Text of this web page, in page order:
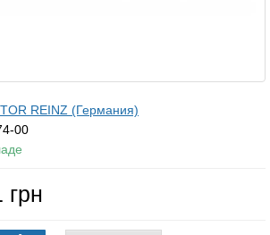
REINZ (Германия)
00
грн